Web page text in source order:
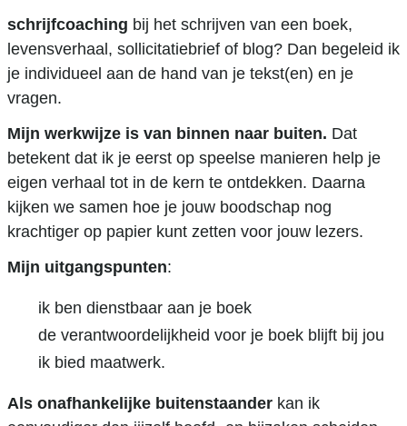
schrijfcoaching bij het schrijven van een boek,
levensverhaal, sollicitatiebrief of blog? Dan begeleid ik
je individueel aan de hand van je tekst(en) en je
vragen.
Mijn werkwijze is van binnen naar buiten. Dat
betekent dat ik je eerst op speelse manieren help je
eigen verhaal tot in de kern te ontdekken. Daarna
kijken we samen hoe je jouw boodschap nog
krachtiger op papier kunt zetten voor jouw lezers.
Mijn uitgangspunten:
ik ben dienstbaar aan je boek
de verantwoordelijkheid voor je boek blijft bij jou
ik bied maatwerk.
Als onafhankelijke buitenstaander kan ik